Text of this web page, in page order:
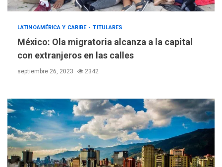
LATINOAMÉRICA Y CARIBE TITULARES
México: Ola migratoria alcanza a la capital
con extranjeros en las calles
septiembre 26, 2023 2342